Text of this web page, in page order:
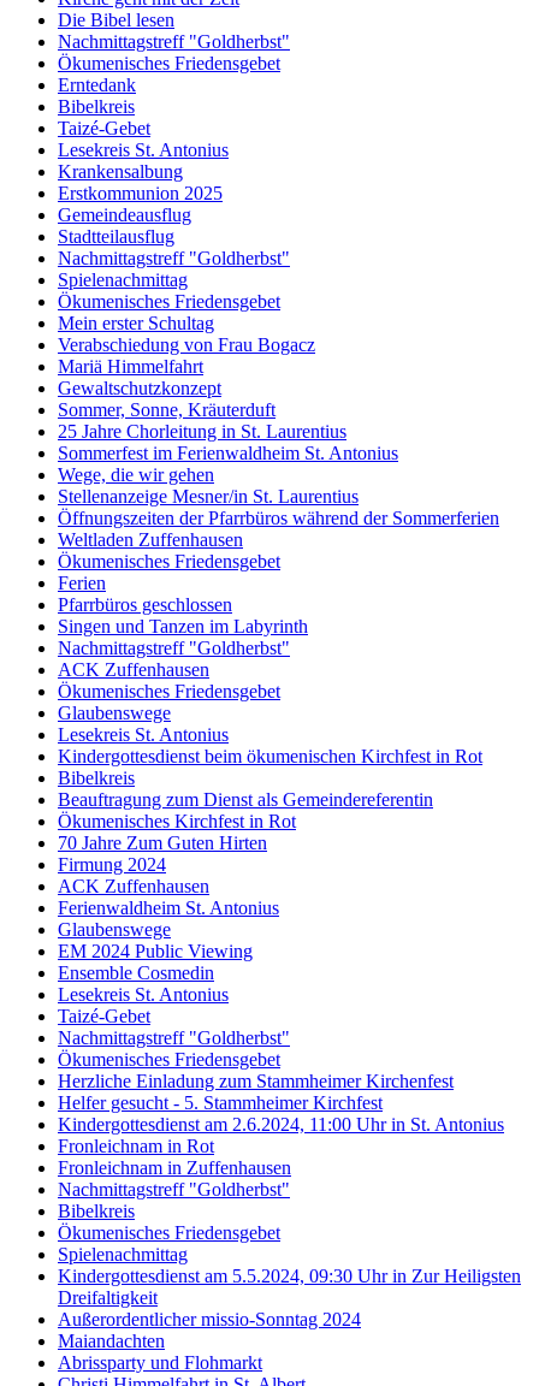
Die Bibel lesen
Nachmittagstreff "Goldherbst"
Ökumenisches Friedensgebet
Erntedank
Bibelkreis
Taizé-Gebet
Lesekreis St. Antonius
Krankensalbung
Erstkommunion 2025
Gemeindeausflug
Stadtteilausflug
Nachmittagstreff "Goldherbst"
Spielenachmittag
Ökumenisches Friedensgebet
Mein erster Schultag
Verabschiedung von Frau Bogacz
Mariä Himmelfahrt
Gewaltschutzkonzept
Sommer, Sonne, Kräuterduft
25 Jahre Chorleitung in St. Laurentius
Sommerfest im Ferienwaldheim St. Antonius
Wege, die wir gehen
Stellenanzeige Mesner/in St. Laurentius
Öffnungszeiten der Pfarrbüros während der Sommerferien
Weltladen Zuffenhausen
Ökumenisches Friedensgebet
Ferien
Pfarrbüros geschlossen
Singen und Tanzen im Labyrinth
Nachmittagstreff "Goldherbst"
ACK Zuffenhausen
Ökumenisches Friedensgebet
Glaubenswege
Lesekreis St. Antonius
Kindergottesdienst beim ökumenischen Kirchfest in Rot
Bibelkreis
Beauftragung zum Dienst als Gemeindereferentin
Ökumenisches Kirchfest in Rot
70 Jahre Zum Guten Hirten
Firmung 2024
ACK Zuffenhausen
Ferienwaldheim St. Antonius
Glaubenswege
EM 2024 Public Viewing
Ensemble Cosmedin
Lesekreis St. Antonius
Taizé-Gebet
Nachmittagstreff "Goldherbst"
Ökumenisches Friedensgebet
Herzliche Einladung zum Stammheimer Kirchenfest
Helfer gesucht - 5. Stammheimer Kirchfest
Kindergottesdienst am 2.6.2024, 11:00 Uhr in St. Antonius
Fronleichnam in Rot
Fronleichnam in Zuffenhausen
Nachmittagstreff "Goldherbst"
Bibelkreis
Ökumenisches Friedensgebet
Spielenachmittag
Kindergottesdienst am 5.5.2024, 09:30 Uhr in Zur Heiligsten
Dreifaltigkeit
Außerordentlicher missio-Sonntag 2024
Maiandachten
Abrissparty und Flohmarkt